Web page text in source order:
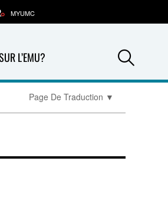
L’EMU?
MYUMC
Page De Traduction ▼